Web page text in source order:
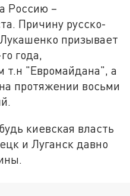
Россию –
Причину русско-
призывает
года,
т.н "Евромайдана", а
протяжении восьми
киевская власть
и Луганск давно